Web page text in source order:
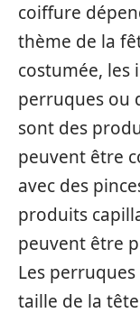
coiffure
thème de la
costumée, les
perruques ou
sont des
peuvent être
avec des
produits
peuvent être
Les
taille de la